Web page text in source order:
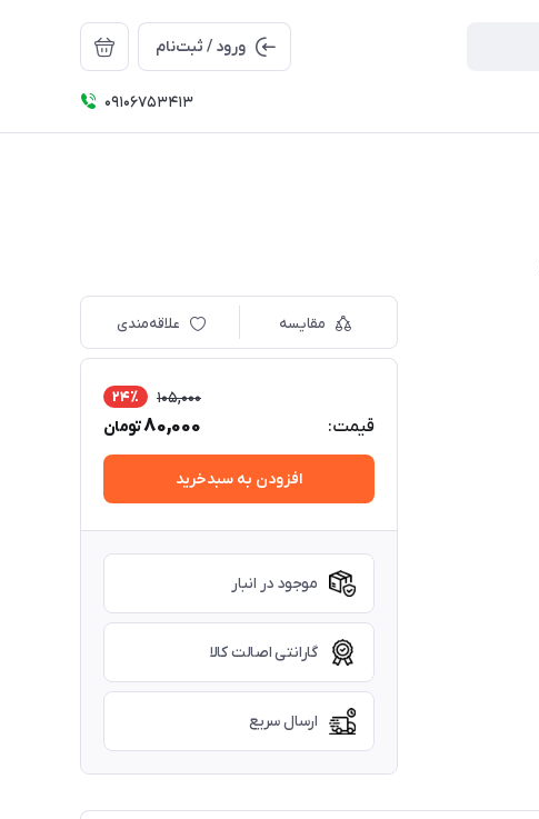
ورود / ثبت‌نام
09106753413
مقایسه علاقه‌مندی
قیمت:
105,000 24٪
80,000تومان
افزودن به سبدخرید
موجود در انبار
گارانتی اصالت کالا
ارسال سریع